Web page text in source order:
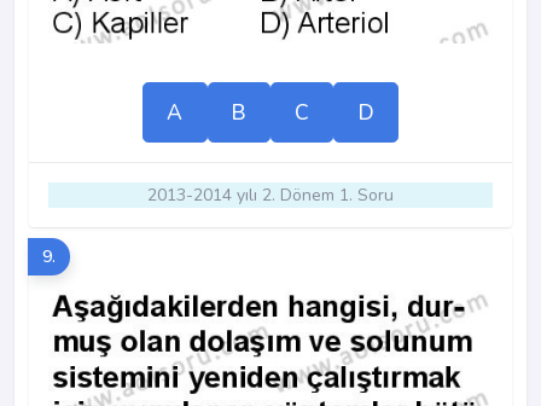
A B C D
2013-2014 yılı 2. Dönem 1. Soru
9.